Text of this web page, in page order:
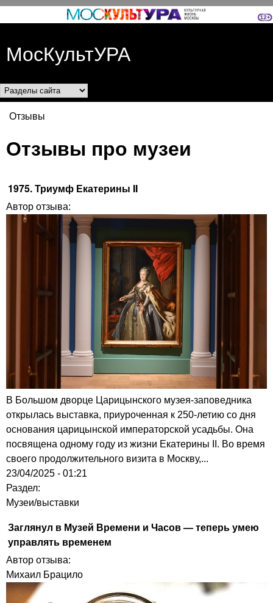
Перейти к основному
МосКультУРА
Разделы сайта
Вы здесь
Отзывы
Отзывы про музеи
1975. Триумф Екатерины II
Автор отзыва:
В Большом дворце Царицынского музея-заповедника
открылась выставка, приуроченная к 250-летию со дня
основания царицынской императорской усадьбы. Она
посвящена одному году из жизни Екатерины II. Во время
своего продолжительного визита в Москву,...
23/04/2025 - 01:21
Раздел:
Музеи/выставки
Заглянул в Музей Времени и Часов — теперь умею
управлять временем
Автор отзыва:
Михаил Брацило